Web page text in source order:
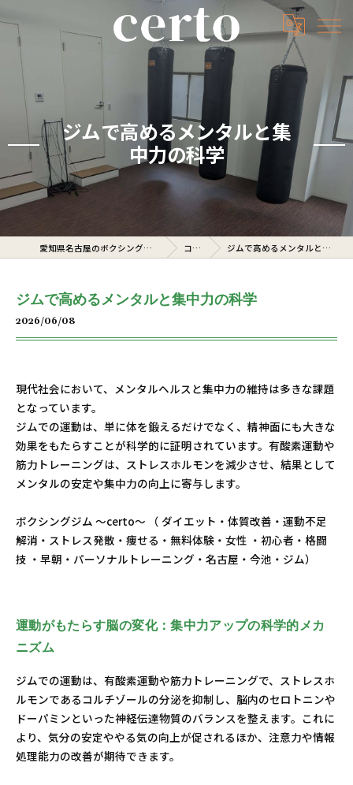
ジムで高めるメンタルと集
中力の科学
愛知県名古屋のボクシングジムならcerto コラム ジムで高めるメンタルと集中力の科学
ジムで高めるメンタルと集中力の科学
2026/06/08
現代社会において、メンタルヘルスと集中力の維持は多きな課題
となっています。
ジムでの運動は、単に体を鍛えるだけでなく、精神面にも大きな
効果をもたらすことが科学的に証明されています。有酸素運動や
筋力トレーニングは、ストレスホルモンを減少させ、結果として
メンタルの安定や集中力の向上に寄与します。
ボクシングジム ～certo～ （ ダイエット・体質改善・運動不足
解消・ストレス発散・痩せる・無料体験・女性 ・初心者・格闘
技 ・早朝・パーソナルトレーニング・名古屋・今池・ジム）
運動がもたらす脳の変化：集中力アップの科学的メカ
ニズム
ジムでの運動は、有酸素運動や筋力トレーニングで、ストレスホ
ルモンであるコルチゾールの分泌を抑制し、脳内のセロトニンや
ドーパミンといった神経伝達物質のバランスを整えます。これに
より、気分の安定ややる気の向上が促されるほか、注意力や情報
処理能力の改善が期待できます。